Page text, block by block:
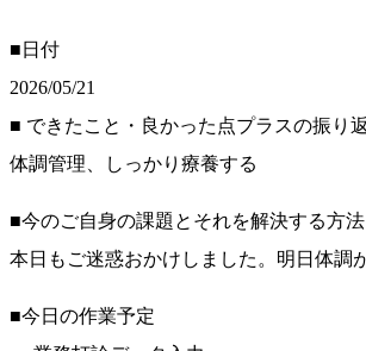
■日付
2026/05/21
■ できたこと・良かった点プラスの振り
体調管理、しっかり療養する
■今のご自身の課題とそれを解決する方法
本日もご迷惑おかけしました。明日体調
■今日の作業予定